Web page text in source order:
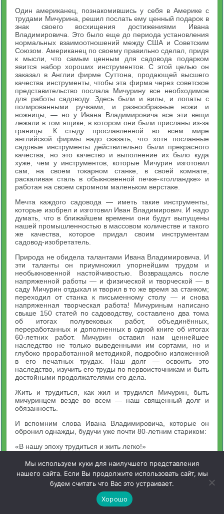
Один американец, познакомившись у себя в Америке с
трудами Мичурина, решил послать ему ценный подарок в
знак своего восхищения достижениями Ивана
Владимировича. Это было еще до периода установления
нормальных взаимоотношений между США и Советским
Союзом. Американец по своему правильно сделал, придя
к мысли, что самым ценным для садовода подарком
явится набор хороших инструментов. С этой целью он
заказал в Англии фирме Суттона, продающей высшего
качества инструменты, чтобы эта фирма через советское
представительство послала Мичурину все необходимое
для работы садоводу. Здесь были и вилы, и лопаты с
полированными ручками, и разнообразные ножи и
ножницы, — но у Ивана Владимировича все эти вещи
лежали в том ящике, в котором они были присланы из-за
границы. К стыду прославленной во всем мире
английской фирмы надо сказать, что хотя посланные
садовые инструменты действительно были прекрасного
качества, но это качество и выполнение их было куда
хуже, чем у инструментов, которые Мичурин изготовил
сам, на своем токарном станке, в своей комнате,
раскаливая сталь в обыкновенной печке-«голландке» и
работая на своем скромном маленьком верстаке.
Мечта каждого садовода — иметь такие инструменты,
которые изобрел и изготовил Иван Владимирович. И надо
думать, что в ближайшем времени они будут выпущены
нашей промышленностью в массовом количестве и такого
же качества, которое придал своим инструментам
садовод-изобретатель.
Природа не обидела талантами Ивана Владимировича. И
эти таланты он приумножил упорнейшим трудом и
необыкновенной настойчивостью. Возвращаясь после
напряженной работы — и физической и творческой — в
саду Мичурин отдыхал и творил в то же время за станком;
переходил от станка к письменному столу — и снова
напряженная творческая работа! Мичуриным написано
свыше 150 статей по садоводству, составлено два тома
об итогах полувековых работ, объединённых,
переработанных и дополненных в одной книге об итогах
60-летних работ. Мичурин оставил нам ценнейшее
наследство не только выведенными им сортами, но и
глубоко проработанной методикой, подробно изложенной
в его печатных трудах. Наш долг — освоить это
наследство, изучить его труды по первоисточникам и быть
достойными продолжателями его дела.
Жить и трудиться, как жил и трудился Мичурин, быть
мичуринцем везде во всем — наш священный долг и
обязанность.
И вспомним слова Ивана Владимировича, которые он
обронил однажды, будучи уже почти 80-летним стариком:
«В нашу эпоху трудиться и жить легко!»
Дополнительные материалы по
теме
Жизнь и деятельность И. В. Мичурина в период 1924—1935
Мы используем куки для наилучшего представления
нашего сайта. Если Вы продолжите использовать сайт, мы
будем считать что Вас это устраивает.
Хорошо